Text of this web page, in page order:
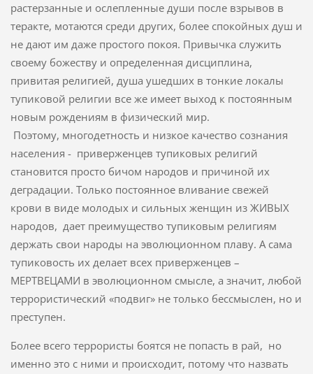
растерзанные и ослепленные души после взрывов в
теракте, мотаются среди других, более спокойных душ и
не дают им даже простого покоя. Привычка служить
своему божеству и определенная дисциплина,
привитая религией, душа ушедших в тонкие локалы
тупиковой религии все же имеет выход к постоянным
новым рождениям в физический мир.
Поэтому, многодетность и низкое качество сознания
населения - приверженцев тупиковых религий
становится просто бичом народов и причиной их
деградации. Только постоянное вливание свежей
крови в виде молодых и сильных женщин из ЖИВЫХ
народов, дает преимущество тупиковым религиям
держать свои народы на эволюционном плаву. А сама
тупиковость их делает всех приверженцев –
МЕРТВЕЦАМИ в эволюционном смысле, а значит, любой
террористический «подвиг» не только бессмыслен, но и
преступен.
Более всего террористы боятся не попасть в рай, но
именно это с ними и происходит, потому что назвать